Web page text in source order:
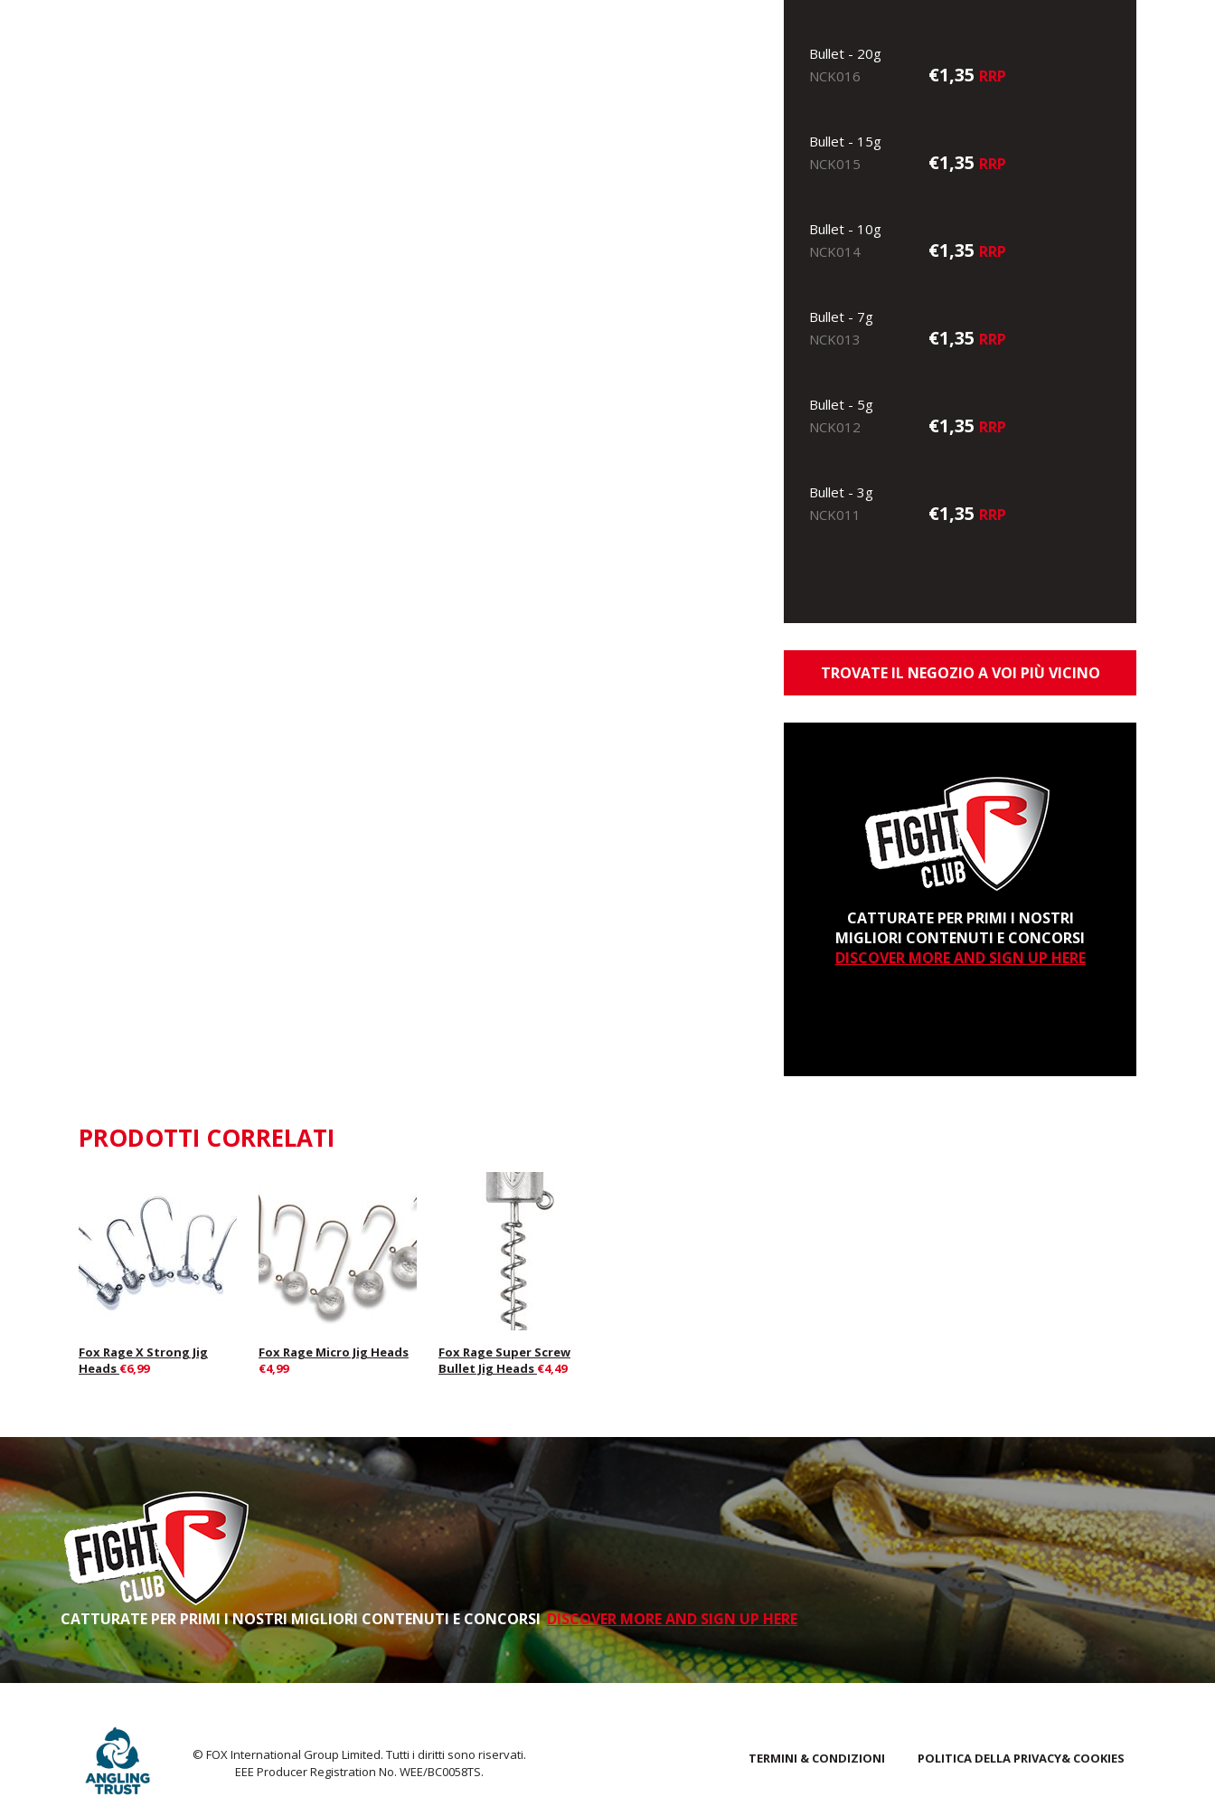
Bullet - 20g
NCK016
€1,35 RRP
Bullet - 15g
NCK015
€1,35 RRP
Bullet - 10g
NCK014
€1,35 RRP
Bullet - 7g
NCK013
€1,35 RRP
Bullet - 5g
NCK012
€1,35 RRP
Bullet - 3g
NCK011
€1,35 RRP
TROVATE IL NEGOZIO A VOI PIÙ VICINO
CATTURATE PER PRIMI I NOSTRI
MIGLIORI CONTENUTI E CONCORSI
DISCOVER MORE AND SIGN UP HERE
PRODOTTI CORRELATI
Fox Rage X Strong Jig
Heads €6,99
Fox Rage Micro Jig Heads
€4,99
Fox Rage Super Screw
Bullet Jig Heads €4,49
CATTURATE PER PRIMI I NOSTRI MIGLIORI CONTENUTI E CONCORSIDISCOVER MORE AND SIGN UP HERE
© FOX International Group Limited. Tutti i diritti sono riservati.
EEE Producer Registration No. WEE/BC0058TS.
TERMINI & CONDIZIONI POLITICA DELLA PRIVACY& COOKIES